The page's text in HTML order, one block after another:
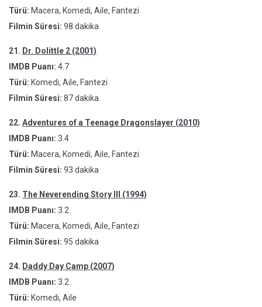
Türü: Macera, Komedi, Aile, Fantezi
Filmin Süresi: 98 dakika
21. Dr. Dolittle 2 (2001)
IMDB Puanı: 4.7
Türü: Komedi, Aile, Fantezi
Filmin Süresi: 87 dakika
22. Adventures of a Teenage Dragonslayer (2010)
IMDB Puanı: 3.4
Türü: Macera, Komedi, Aile, Fantezi
Filmin Süresi: 93 dakika
23. The Neverending Story III (1994)
IMDB Puanı: 3.2
Türü: Macera, Komedi, Aile, Fantezi
Filmin Süresi: 95 dakika
24. Daddy Day Camp (2007)
IMDB Puanı: 3.2
Türü: Komedi, Aile